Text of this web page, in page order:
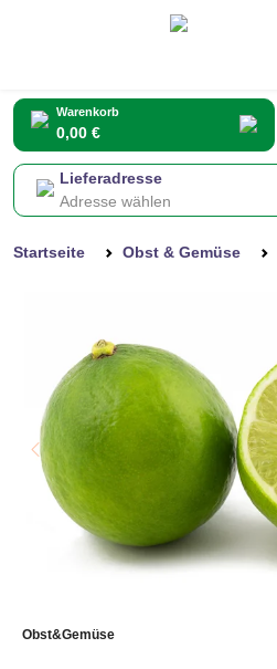
Warenkorb
0,00 €
Lieferadresse
Adresse wählen
Startseite Obst & Gemüse
Obst&Gemüse